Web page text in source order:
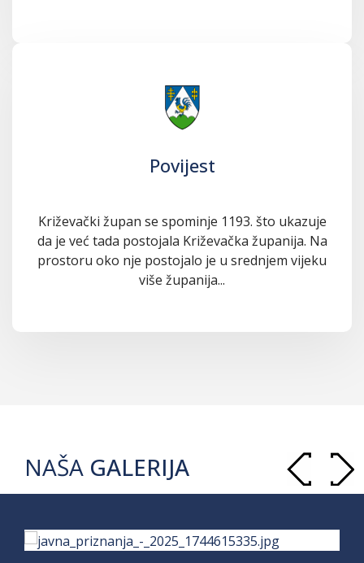
Povijest
Križevački župan se spominje 1193. što ukazuje
da je već tada postojala Križevačka županija. Na
prostoru oko nje postojalo je u srednjem vijeku
više županija...
NAŠA GALERIJA